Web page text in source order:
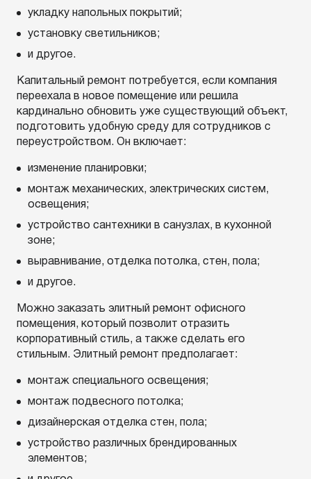
укладку напольных покрытий;
установку светильников;
и другое.
Капитальный ремонт потребуется, если компания
переехала в новое помещение или решила
кардинально обновить уже существующий объект,
подготовить удобную среду для сотрудников с
переустройством. Он включает:
изменение планировки;
монтаж механических, электрических систем,
освещения;
устройство сантехники в санузлах, в кухонной
зоне;
выравнивание, отделка потолка, стен, пола;
и другое.
Можно заказать элитный ремонт офисного
помещения, который позволит отразить
корпоративный стиль, а также сделать его
стильным. Элитный ремонт предполагает:
монтаж специального освещения;
монтаж подвесного потолка;
дизайнерская отделка стен, пола;
устройство различных брендированных
элементов;